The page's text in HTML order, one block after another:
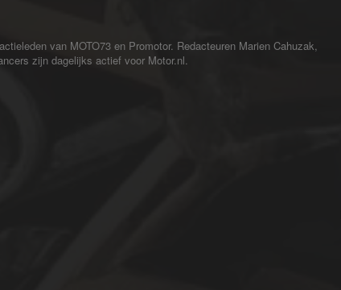
van MOTO73 en Promotor. Redacteuren Marien Cahuzak,
zijn dagelijks actief voor Motor.nl.